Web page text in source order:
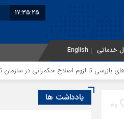
17:35:26
خدماتی English
حکمرانی در سازمان تأمین اجتماعی
46
یادداشت ها